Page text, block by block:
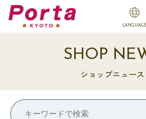
LANGUAGE
SHOP
ショップニュース